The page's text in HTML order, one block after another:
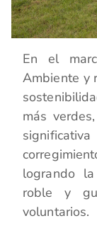
En el
Ambiente y
más
logrando
roble y
voluntarios.